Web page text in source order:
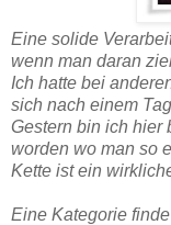
Eine solide
wenn man daran
Ich hatte bei
sich nach einem
Gestern bin ich hier
worden wo man so
Kette ist ein
Eine Kategorie